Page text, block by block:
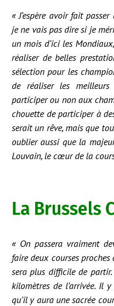
« J’espère avoir fait
je ne vais pas dire si je
un mois d’ici les
réaliser de belles
sélection pour les
de réaliser les
participer ou non aux
chouette de participer à
serait un rêve, mais que
oublier aussi que la
Louvain, le cœur de la
La Brussels
« On passera vraiment
faire deux courses proches
sera plus difficile de partir.
kilomètres de l’arrivée. Il
qu’il y aura une sacrée